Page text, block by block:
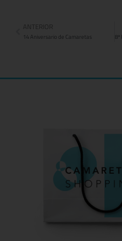
ANTERIOR
14 Aniversario de Camaretas